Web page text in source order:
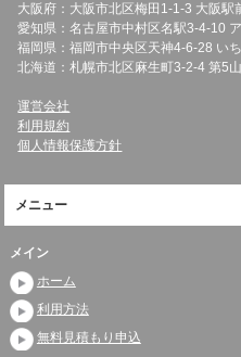
大阪府：大阪市北区梅田1-1-3 大阪駅
愛知県：名古屋市中村区名駅3-4-10
福岡県：福岡市中央区天神4-6-28 い
北海道：札幌市北区麻生町3-2-4 第5
運営会社
利用規約
個人情報保護方針
メニュー
メイン
ホーム
利用方法
無料見積もり申込